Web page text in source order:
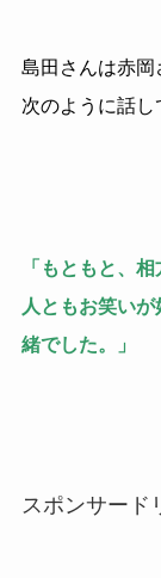
島田さんは赤岡
次のように話し
「もともと、
人ともお笑い
緒でした。」
スポンサード